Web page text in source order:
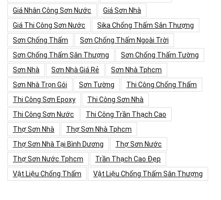
Giá Nhân Công Sơn Nước
Giá Sơn Nhà
Giá Thi Công Sơn Nước
Sika Chống Thấm Sân Thượng
Sơn Chống Thấm
Sơn Chống Thấm Ngoài Trời
Sơn Chống Thấm Sân Thượng
Sơn Chống Thấm Tường
Sơn Nhà
Sơn Nhà Giá Rẻ
Sơn Nhà Tphcm
Sơn Nhà Trọn Gói
Sơn Tường
Thi Công Chống Thấm
Thi Công Sơn Epoxy
Thi Công Sơn Nhà
Thi Công Sơn Nước
Thi Công Trần Thạch Cao
Thợ Sơn Nhà
Thợ Sơn Nhà Tphcm
Thợ Sơn Nhà Tại Bình Dương
Thợ Sơn Nước
Thợ Sơn Nước Tphcm
Trần Thạch Cao Đẹp
Vật Liệu Chống Thấm
Vật Liệu Chống Thấm Sân Thượng